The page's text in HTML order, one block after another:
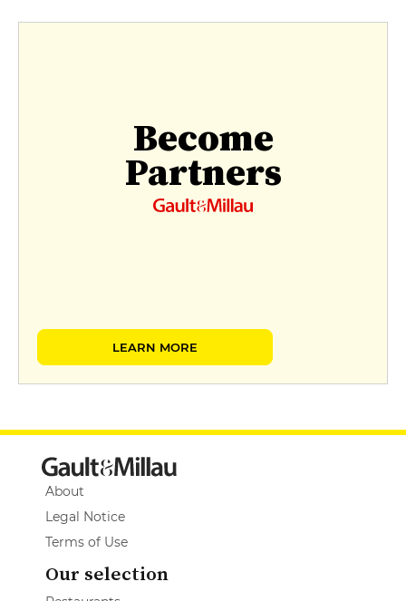
Become
Partners
LEARN MORE
About
Legal Notice
Terms of Use
Our selection